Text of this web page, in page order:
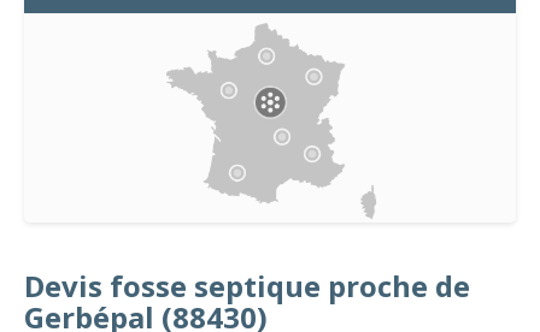
Devis fosse septique proche de
Gerbépal (88430)